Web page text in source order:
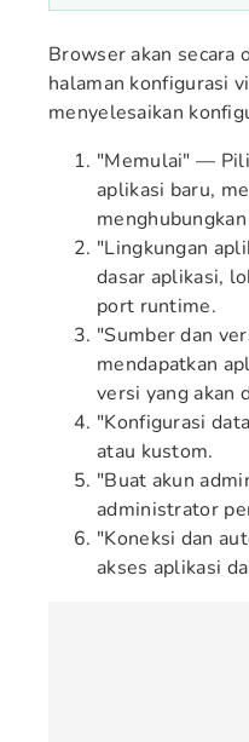
Browser akan secara
halaman konfigurasi
menyelesaikan
"Memulai" —
aplikasi baru,
"Lingkungan
dasar aplikasi,
port runtime.
"Sumber dan
mendapatkan
versi yang akan
"Konfigurasi
atau kustom.
"Buat akun
administrator
"Koneksi dan
akses aplikasi